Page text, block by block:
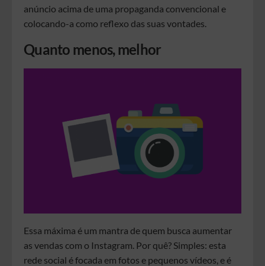
anúncio acima de uma propaganda convencional e
colocando-a como reflexo das suas vontades.
Quanto menos, melhor
Essa máxima é um mantra de quem busca aumentar
as vendas com o Instagram. Por quê? Simples: esta
rede social é focada em fotos e pequenos vídeos, e é